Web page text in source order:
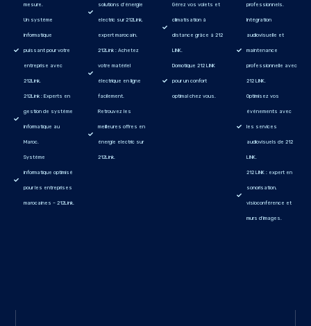
mesure.
Un système
informatique
puissant pour votre
entreprise avec
212Link.
212Link : Experts en
gestion de système
informatique au
Maroc.
Système
informatique optimisé
pour les entreprises
marocaines – 212Link.
solutions d’énergie
electric sur 212Link,
expert marocain.
212Link : Achetez
votre matériel
électrique en ligne
facilement.
Retrouvez les
meilleures offres en
énergie electric sur
212Link.
Gérez vos volets et
climatisation à
distance grâce à 212
LINK.
Domotique 212 LINK
pour un confort
optimal chez vous.
professionnels.
Intégration
audiovisuelle et
maintenance
professionnelle avec
212 LINK.
Optimisez vos
événements avec
les services
audiovisuels de 212
LINK.
212 LINK : expert en
sonorisation,
visioconférence et
murs d'images.